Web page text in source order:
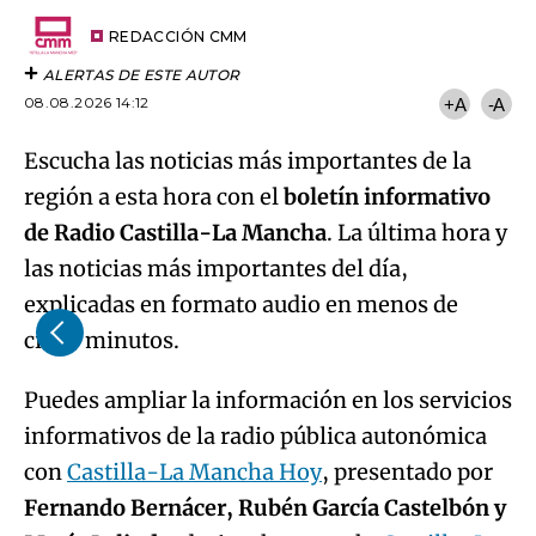
REDACCIÓN CMM
ALERTAS DE ESTE AUTOR
08.08.2026 14:12
+A -A
Escucha las noticias más importantes de la
región a esta hora con elboletín informativo
de Radio Castilla-La Mancha. La última hora y
las noticias más importantes del día,
explicadas en formato audio en menos de
cinco minutos.
Puedes ampliar la información en los servicios
informativos de la radio pública autonómica
conCastilla-La Mancha Hoy, presentado por
Fernando Bernácer, Rubén García Castelbón y